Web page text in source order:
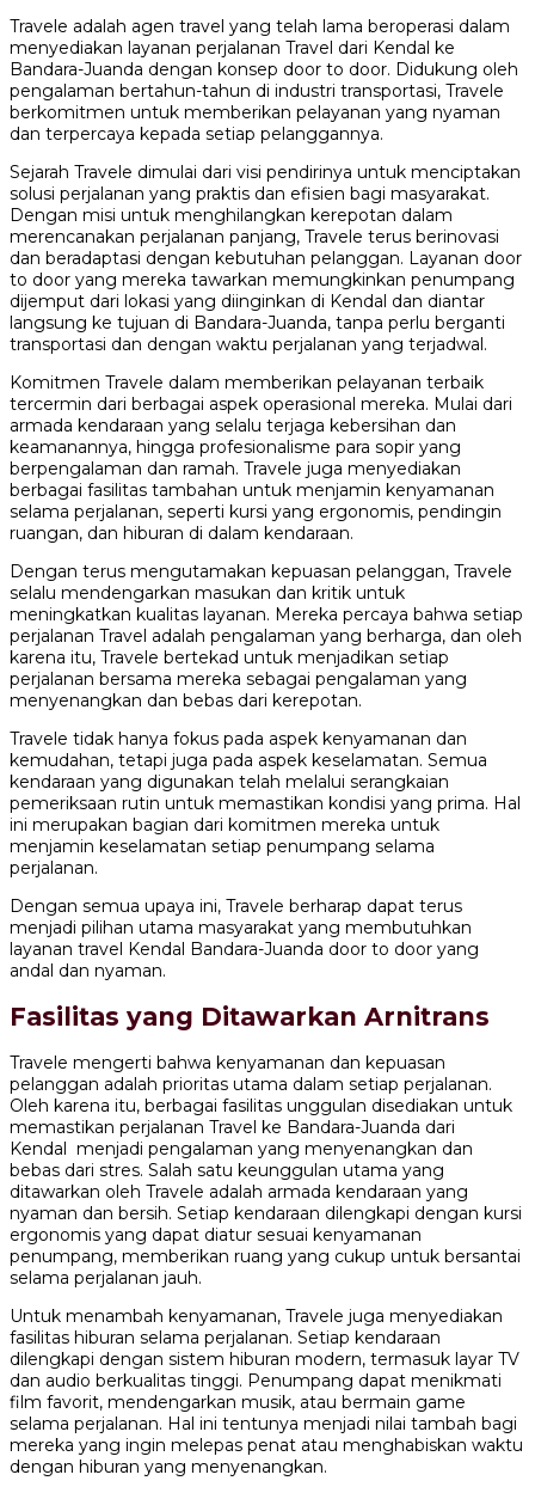
Travele adalah agen travel yang telah lama beroperasi dalam
menyediakan layanan perjalanan Travel dari Kendal ke
Bandara-Juanda dengan konsep door to door. Didukung oleh
pengalaman bertahun-tahun di industri transportasi, Travele
berkomitmen untuk memberikan pelayanan yang nyaman
dan terpercaya kepada setiap pelanggannya.
Sejarah Travele dimulai dari visi pendirinya untuk menciptakan
solusi perjalanan yang praktis dan efisien bagi masyarakat.
Dengan misi untuk menghilangkan kerepotan dalam
merencanakan perjalanan panjang, Travele terus berinovasi
dan beradaptasi dengan kebutuhan pelanggan. Layanan door
to door yang mereka tawarkan memungkinkan penumpang
dijemput dari lokasi yang diinginkan di Kendal dan diantar
langsung ke tujuan di Bandara-Juanda, tanpa perlu berganti
transportasi dan dengan waktu perjalanan yang terjadwal.
Komitmen Travele dalam memberikan pelayanan terbaik
tercermin dari berbagai aspek operasional mereka. Mulai dari
armada kendaraan yang selalu terjaga kebersihan dan
keamanannya, hingga profesionalisme para sopir yang
berpengalaman dan ramah. Travele juga menyediakan
berbagai fasilitas tambahan untuk menjamin kenyamanan
selama perjalanan, seperti kursi yang ergonomis, pendingin
ruangan, dan hiburan di dalam kendaraan.
Dengan terus mengutamakan kepuasan pelanggan, Travele
selalu mendengarkan masukan dan kritik untuk
meningkatkan kualitas layanan. Mereka percaya bahwa setiap
perjalanan Travel adalah pengalaman yang berharga, dan oleh
karena itu, Travele bertekad untuk menjadikan setiap
perjalanan bersama mereka sebagai pengalaman yang
menyenangkan dan bebas dari kerepotan.
Travele tidak hanya fokus pada aspek kenyamanan dan
kemudahan, tetapi juga pada aspek keselamatan. Semua
kendaraan yang digunakan telah melalui serangkaian
pemeriksaan rutin untuk memastikan kondisi yang prima. Hal
ini merupakan bagian dari komitmen mereka untuk
menjamin keselamatan setiap penumpang selama
perjalanan.
Dengan semua upaya ini, Travele berharap dapat terus
menjadi pilihan utama masyarakat yang membutuhkan
layanan travel Kendal Bandara-Juanda door to door yang
andal dan nyaman.
Fasilitas yang Ditawarkan Arnitrans
Travele mengerti bahwa kenyamanan dan kepuasan
pelanggan adalah prioritas utama dalam setiap perjalanan.
Oleh karena itu, berbagai fasilitas unggulan disediakan untuk
memastikan perjalanan Travel ke Bandara-Juanda dari
Kendal menjadi pengalaman yang menyenangkan dan
bebas dari stres. Salah satu keunggulan utama yang
ditawarkan oleh Travele adalah armada kendaraan yang
nyaman dan bersih. Setiap kendaraan dilengkapi dengan kursi
ergonomis yang dapat diatur sesuai kenyamanan
penumpang, memberikan ruang yang cukup untuk bersantai
selama perjalanan jauh.
Untuk menambah kenyamanan, Travele juga menyediakan
fasilitas hiburan selama perjalanan. Setiap kendaraan
dilengkapi dengan sistem hiburan modern, termasuk layar TV
dan audio berkualitas tinggi. Penumpang dapat menikmati
film favorit, mendengarkan musik, atau bermain game
selama perjalanan. Hal ini tentunya menjadi nilai tambah bagi
mereka yang ingin melepas penat atau menghabiskan waktu
dengan hiburan yang menyenangkan.